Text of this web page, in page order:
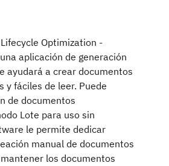
Optimization -
aplicación de generación
ayudará a crear documentos
y fáciles de leer. Puede
de documentos
Lote para uso sin
le permite dedicar
manual de documentos
los documentos